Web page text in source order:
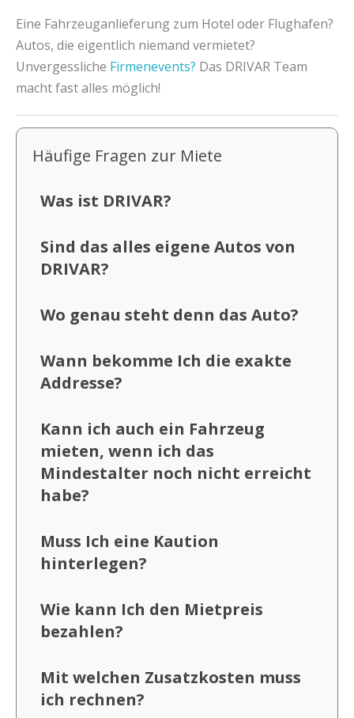
Eine Fahrzeuganlieferung zum Hotel oder Flughafen?
Autos, die eigentlich niemand vermietet?
Unvergessliche Firmenevents? Das DRIVAR Team
macht fast alles möglich!
Häufige Fragen zur Miete
Was ist DRIVAR?
Sind das alles eigene Autos von
DRIVAR?
Wo genau steht denn das Auto?
Wann bekomme Ich die exakte
Addresse?
Kann ich auch ein Fahrzeug
mieten, wenn ich das
Mindestalter noch nicht erreicht
habe?
Muss Ich eine Kaution
hinterlegen?
Wie kann Ich den Mietpreis
bezahlen?
Mit welchen Zusatzkosten muss
ich rechnen?